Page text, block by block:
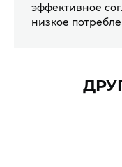
эффективное
низкое